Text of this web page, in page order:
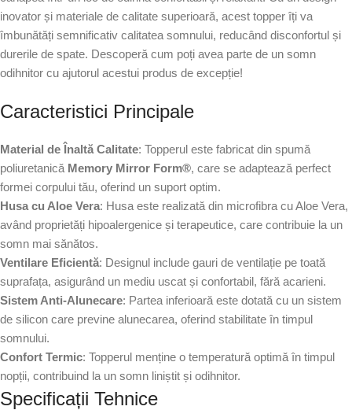
inovator și materiale de calitate superioară, acest topper îți va
îmbunătăți semnificativ calitatea somnului, reducând disconfortul și
durerile de spate. Descoperă cum poți avea parte de un somn
odihnitor cu ajutorul acestui produs de excepție!
Caracteristici Principale
Material de Înaltă Calitate: Topperul este fabricat din spumă
poliuretanică Memory Mirror Form®, care se adaptează perfect
formei corpului tău, oferind un suport optim.
Husa cu Aloe Vera: Husa este realizată din microfibra cu Aloe Vera,
având proprietăți hipoalergenice și terapeutice, care contribuie la un
somn mai sănătos.
Ventilare Eficientă: Designul include gauri de ventilație pe toată
suprafața, asigurând un mediu uscat și confortabil, fără acarieni.
Sistem Anti-Alunecare: Partea inferioară este dotată cu un sistem
de silicon care previne alunecarea, oferind stabilitate în timpul
somnului.
Confort Termic: Topperul menține o temperatură optimă în timpul
nopții, contribuind la un somn liniștit și odihnitor.
Specificații Tehnice